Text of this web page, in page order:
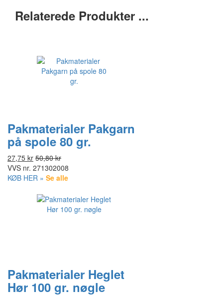
Relaterede Produkter ...
Pakmaterialer Pakgarn
på spole 80 gr.
27,75 kr 50,80 kr
VVS nr. 271302008
KØB HER » Se alle
Pakmaterialer Heglet
Hør 100 gr. nøgle